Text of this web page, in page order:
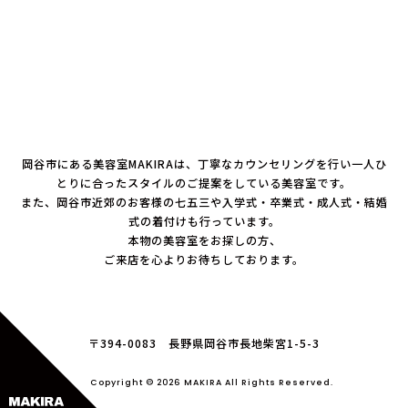
岡谷市にある美容室MAKIRAは、丁寧なカウンセリングを行い一人ひ
とりに合ったスタイルのご提案をしている美容室です。
また、岡谷市近郊のお客様の七五三や入学式・卒業式・成人式・結婚
式の着付けも行っています。
本物の美容室をお探しの方、
ご来店を心よりお待ちしております。
〒394-0083 長野県岡谷市長地柴宮1-5-3
Copyright © 2026 MAKIRA All Rights Reserved.